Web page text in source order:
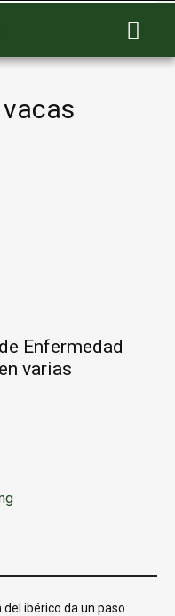
Enfermedad
varias
del ibérico da un paso